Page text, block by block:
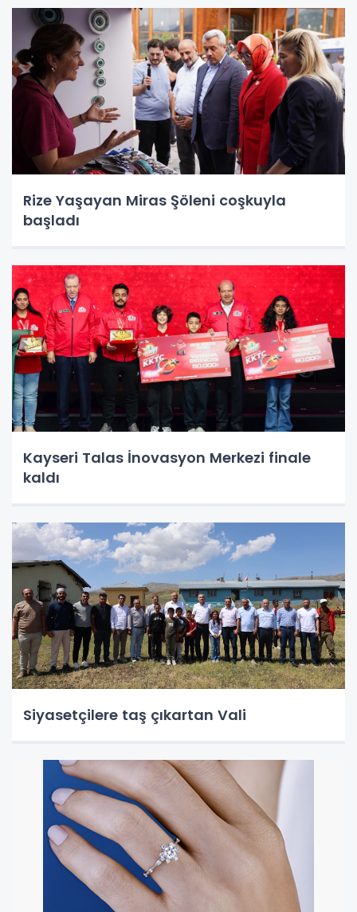
Rize Yaşayan Miras Şöleni coşkuyla
başladı
Kayseri Talas İnovasyon Merkezi finale
kaldı
Siyasetçilere taş çıkartan Vali